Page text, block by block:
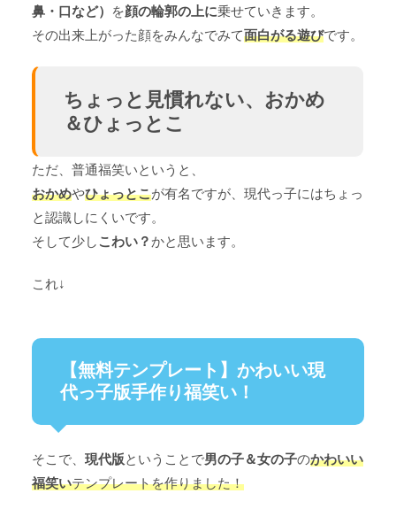
鼻・口など）
を顔の輪郭の上に乗せていきます。
その出来上がった顔をみんなでみて面白がる遊びです。
ちょっと見慣れない、おかめ
＆ひょっとこ
ただ、普通福笑いというと、
おかめやひょっとこが有名ですが、現代っ子にはちょっ
と認識しにくいです。
そして少しこわい？かと思います。
これ↓
【無料テンプレート】かわいい現
代っ子版手作り福笑い！
そこで、 現代版ということで男の子＆女の子のかわいい
福笑いテンプレートを作りました！